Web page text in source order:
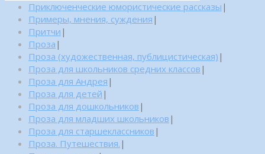
Приключенческие юмористические рассказы |
Примеры, мнения, суждения |
Притчи |
Проза |
Проза (художественная, публицистическая) |
Проза для школьников средних классов |
Проза для Андрея |
Проза для детей |
Проза для дошкольников |
Проза для младших школьников |
Проза для старшеклассников |
Проза. Путешествия. |